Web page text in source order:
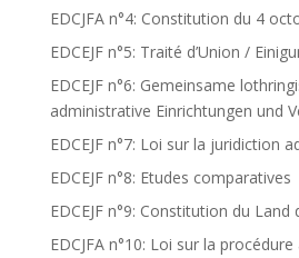
EDCJFA n°4: Constitution du 4
EDCEJF n°5: Traité d’Union /
EDCEJF n°6: Gemeinsame
administrative Einrichtungen und
EDCEJF n°7: Loi sur la juridiction
EDCEJF n°8: Etudes comparatives
EDCEJF n°9: Constitution du Land
EDCJFA n°10: Loi sur la